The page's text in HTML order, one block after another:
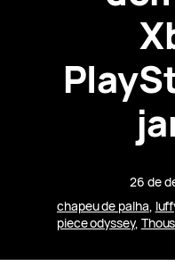
26 de
chapeu de palha,
piece odyssey,